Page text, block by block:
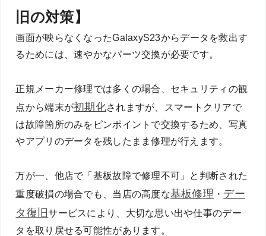
旧の対策】
画面が映らなくなったGalaxyS23からデータを救出す
るためには、速やかなパーツ交換が必要です。
正規メーカー修理では多くの場合、セキュリティの観
点から端末が初期化されますが、スマートクリアで
は故障箇所のみをピンポイントで交換するため、写真
やアプリのデータを残したまま修理が行えます。
万が一、他店で「基板故障で修理不可」と判断された
重度破損の場合でも、当店の高度な基板修理 ・ デー
タ復旧サービスにより、大切な思い出や仕事のデー
タを取り戻せる可能性があります。